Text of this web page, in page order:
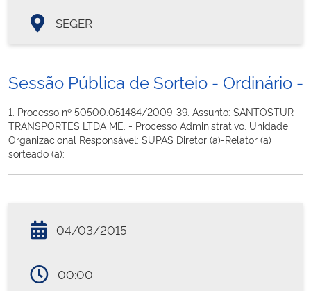
SEGER
Sessão Pública de Sorteio - Ordinário -
1. Processo nº 50500.051484/2009-39. Assunto: SANTOSTUR
TRANSPORTES LTDA ME. - Processo Administrativo. Unidade
Organizacional Responsável: SUPAS Diretor (a)-Relator (a)
sorteado (a):
04/03/2015
00:00